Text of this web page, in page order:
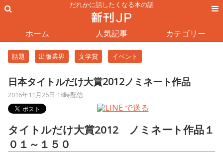
だれかに話したくなる本の話
ホーム 人気記事 カテゴリー
話題 出版業界 文学賞 イベント
日本タイトルだけ大賞2012ノミネート作品
2016年11月26日 18時配信
タイトルだけ大賞2012 ノミネート作品１
０１～１５０